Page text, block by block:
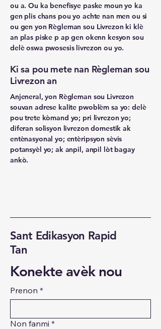
ou a. Ou ka benefisye paske moun yo ka
gen plis chans pou yo achte nan men ou si
ou gen yon Règleman sou Livrezon ki klè
an plas piske p ap gen okenn kesyon sou
delè oswa pwosesis livrezon ou yo.
Ki sa pou mete nan Règleman sou
Livrezon an
Anjeneral, yon Règleman sou Livrezon
souvan adrese kalite pwoblèm sa yo: delè
pou trete kòmand yo; pri livrezon yo;
diferan solisyon livrezon domestik ak
entènasyonal yo; entèripsyon sèvis
potansyèl yo; ak anpil, anpil lòt bagay
ankò.
Sant Edikasyon Rapid
Tan
Konekte avèk nou
Prenon *
Non fanmi *